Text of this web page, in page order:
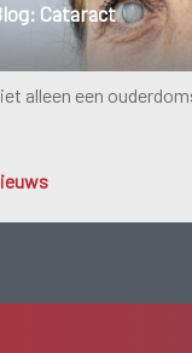
Cataract
alleen een